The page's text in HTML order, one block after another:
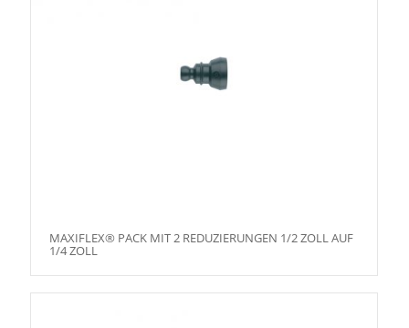
MAXIFLEX® PACK MIT 2 REDUZIERUNGEN 1/2 ZOLL AUF
1/4 ZOLL